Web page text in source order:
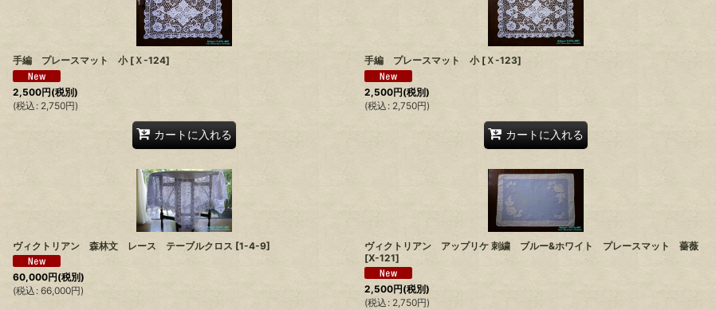
手編 プレースマット 小 [ Ｘ-124]
2,500円(税別)
(税込 : 2,750円)
カートに入れる
手編 プレースマット 小 [ Ｘ-123]
2,500円(税別)
(税込 : 2,750円)
カートに入れる
ヴィクトリアン 森林文 レース テーブルクロス [1-4-9]
60,000円(税別)
(税込 : 66,000円)
ヴィクトリアン アップリケ 刺繍 ブルー&ホワイト プレースマット 薔薇
[X-121]
2,500円(税別)
(税込 : 2,750円)